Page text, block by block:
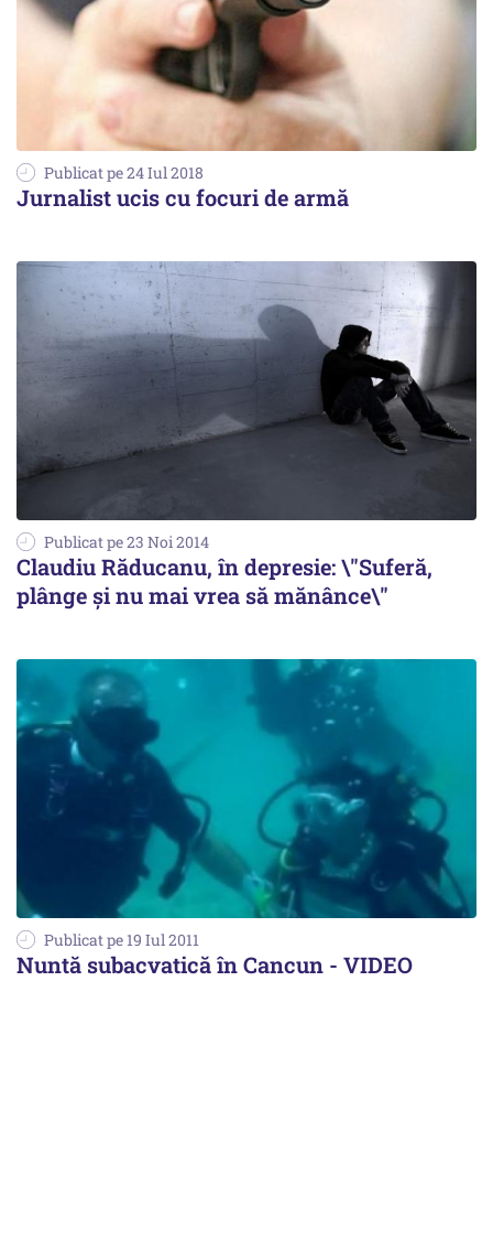
Publicat pe 24 Iul 2018
Jurnalist ucis cu focuri de armă
Publicat pe 23 Noi 2014
Claudiu Răducanu, în depresie: \"Suferă,
plânge şi nu mai vrea să mănânce\"
Publicat pe 19 Iul 2011
Nuntă subacvatică în Cancun - VIDEO